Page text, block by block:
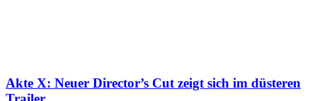
Akte X: Neuer Director’s Cut zeigt sich im düsteren